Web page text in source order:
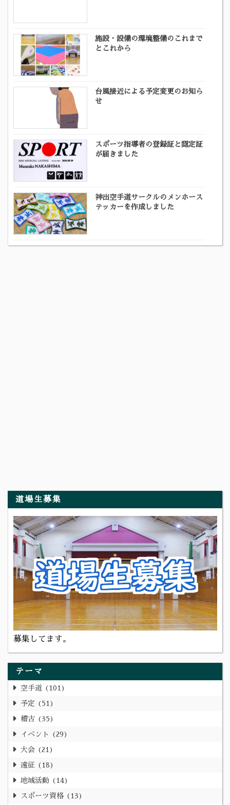
施設・設備の環境整備のこれまで
とこれから
台風接近による予定変更のお知ら
せ
スポーツ指導者の登録証と認定証
が届きました
神出空手道サークルのメンホース
テッカーを作成しました
道場生募集
募集してます。
テーマ
空手道 101
予定 51
稽古 35
イベント 29
大会 21
遠征 18
地域活動 14
スポーツ資格 13